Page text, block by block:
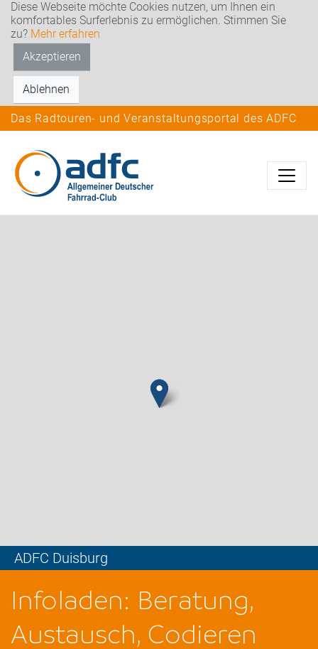
Diese Webseite möchte Cookies nutzen, um Ihnen ein
komfortables Surferlebnis zu ermöglichen. Stimmen Sie
zu? Mehr erfahren
Akzeptieren
Ablehnen
Das Radtouren- und Veranstaltungsportal des ADFC
ADFC Duisburg
Infoladen: Beratung,
Austausch, Codieren